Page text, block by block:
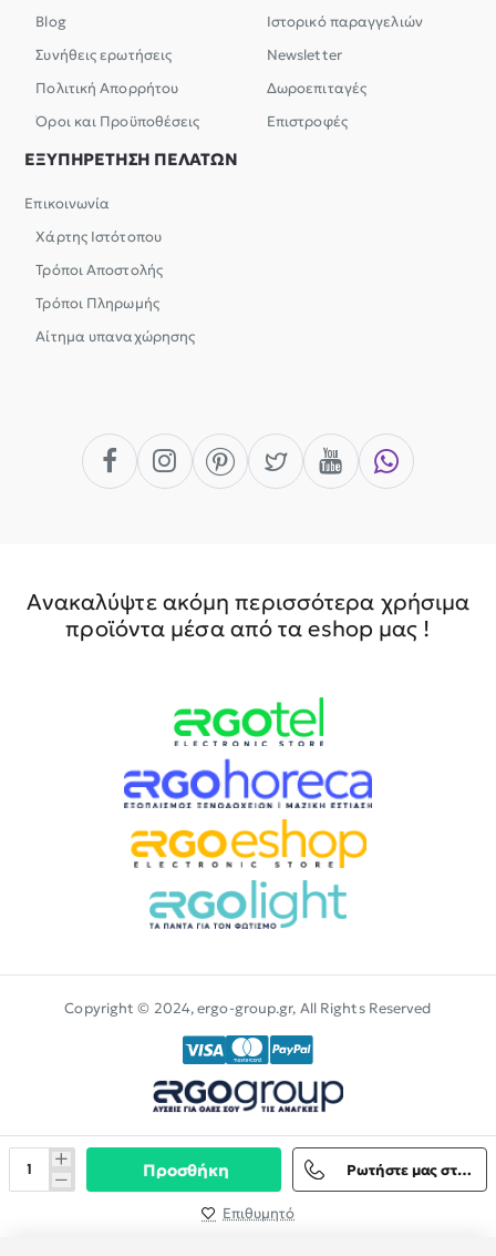
Προσθήκη Ρωτήστε μας στο Viber
Επιθυμητό
Blog
Συνήθεις ερωτήσεις
Πολιτική Απορρήτου
Όροι και Προϋποθέσεις
Ιστορικό παραγγελιών
Newsletter
Δωροεπιταγές
Επιστροφές
ΕΞΥΠΗΡΕΤΗΣΗ ΠΕΛΑΤΩΝ
Επικοινωνία
Χάρτης Ιστότοπου
Τρόποι Αποστολής
Τρόποι Πληρωμής
Αίτημα υπαναχώρησης
Ανακαλύψτε ακόμη περισσότερα χρήσιμα
προϊόντα μέσα από τα eshop μας !
Copyright © 2024, ergo-group.gr, All Rights Reserved